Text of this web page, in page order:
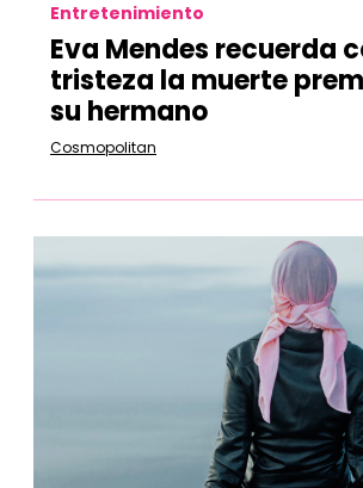
Entretenimiento
Eva Mendes recuerda
tristeza la muerte
su hermano
Cosmopolitan